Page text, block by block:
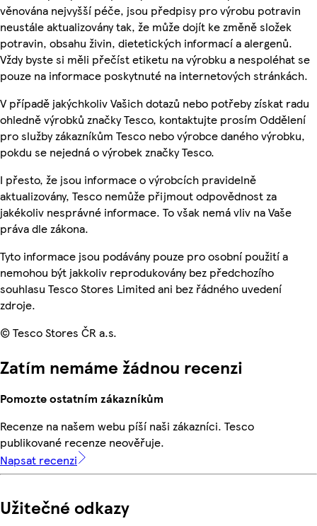
věnována nejvyšší péče, jsou předpisy pro výrobu potravin
neustále aktualizovány tak, že může dojít ke změně složek
potravin, obsahu živin, dietetických informací a alergenů.
Vždy byste si měli přečíst etiketu na výrobku a nespoléhat se
pouze na informace poskytnuté na internetových stránkách.
V případě jakýchkoliv Vašich dotazů nebo potřeby získat radu
ohledně výrobků značky Tesco, kontaktujte prosím Oddělení
pro služby zákazníkům Tesco nebo výrobce daného výrobku,
pokdu se nejedná o výrobek značky Tesco.
I přesto, že jsou informace o výrobcích pravidelně
aktualizovány, Tesco nemůže přijmout odpovědnost za
jakékoliv nesprávné informace. To však nemá vliv na Vaše
práva dle zákona.
Tyto informace jsou podávány pouze pro osobní použití a
nemohou být jakkoliv reprodukovány bez předchozího
souhlasu Tesco Stores Limited ani bez řádného uvedení
zdroje.
© Tesco Stores ČR a.s.
Zatím nemáme žádnou recenzi
Pomozte ostatním zákazníkům
Recenze na našem webu píší naši zákazníci. Tesco
publikované recenze neověřuje.
Napsat recenzi
Užitečné odkazy